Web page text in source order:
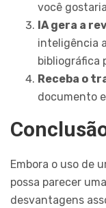
você
IA gera a
inteligência
bibliográfica
Receba o
documento
Embora o uso de
possa parecer
desvantagens